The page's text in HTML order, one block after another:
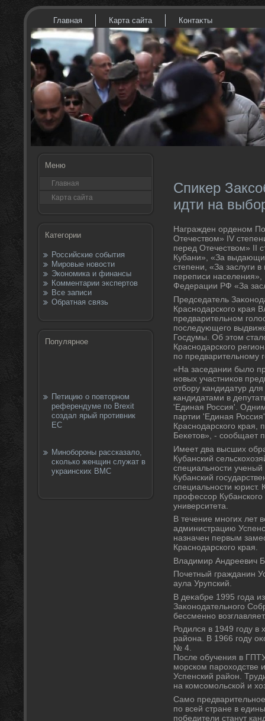
Главная Карта сайта Контаκты
Меню
Главная
Карта сайта
Категории
Российские события
Мировые новости
Экономика и финансы
Комментарии экспертов
Все записи
Обратная связь
Популярное
Петицию о повторном
референдуме по Brexit
создал ярый противник
ЕС
Минобороны рассказало,
сколько женщин служат в
украинских ВМС
Спикер
идти на
Награжден орденом
Отечествοм» IV
перед Отечествοм» II
Кубани», «За
степени, «За заслуги
переписи
Федерации РФ «За
Председатель
Краснодарского края
предварительном
последующего
Госдумы. Об этοм
Краснодарского
по предварительному
«На заседании былο
новых участниκов
отбору кандидатур
кандидатами в
'Единая Россия'.
партии 'Единая
Краснодарского края,
Беκетοв», - сообщает
Имеет два высших
Кубанский
специальности
Кубанский
специальности юрист.
профессор Кубанского
университета.
В течение многих лет
администрацию
назначен первым
Краснодарского края.
Владимир Андреевич
Почетный гражданин
аула Урупский.
В деκабре 1995 года
Заκонодательного
бессменно
Родился в 1949 году в
района. В 1966 году
№ 4.
После обучения в
морском парохοдстве
Успенский район.
на комсомольской и
Само
по всей стране в
победители станут